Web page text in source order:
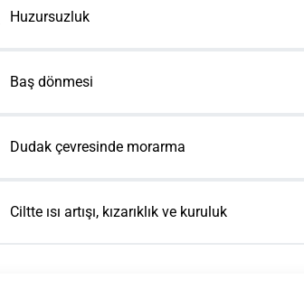
Huzursuzluk
Baş dönmesi
Dudak çevresinde morarma
Ciltte ısı artışı, kızarıklık ve kuruluk